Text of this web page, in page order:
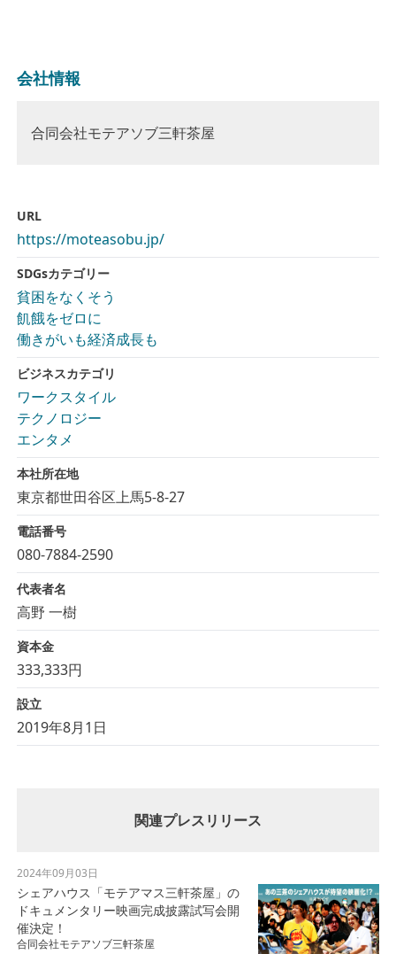
会社情報
合同会社モテアソブ三軒茶屋
URL
https://moteasobu.jp/
SDGsカテゴリー
貧困をなくそう
飢餓をゼロに
働きがいも経済成長も
ビジネスカテゴリ
ワークスタイル
テクノロジー
エンタメ
本社所在地
東京都世田谷区上馬5-8-27
電話番号
080-7884-2590
代表者名
高野 一樹
資本金
333,333円
設立
2019年8月1日
関連プレスリリース
2024年09月03日
シェアハウス「モテアマス三軒茶屋」の
ドキュメンタリー映画完成披露試写会開
催決定！
合同会社モテアソブ三軒茶屋